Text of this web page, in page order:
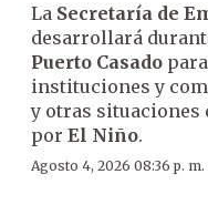
La Secretaría de
desarrollará
Puerto Casado
instituciones y
y otras situaciones
por El Niño.
Agosto 4, 2026 08:36 p. m.